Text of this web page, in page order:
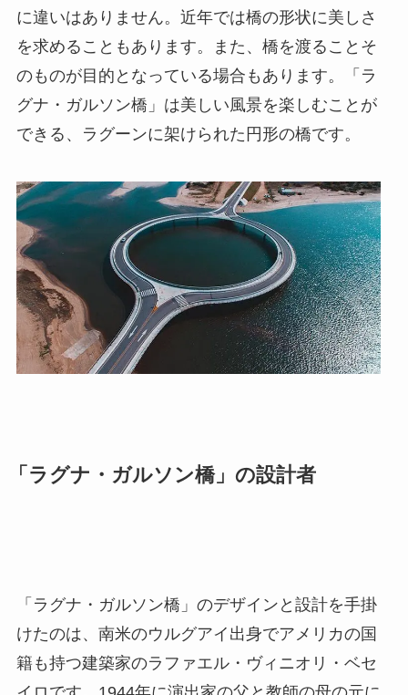
に違いはありません。近年では橋の形状に美しさ
を求めることもあります。また、橋を渡ることそ
のものが目的となっている場合もあります。「ラ
グナ・ガルソン橋」は美しい風景を楽しむことが
できる、ラグーンに架けられた円形の橋です。
「ラグナ・ガルソン橋」の設計者
「ラグナ・ガルソン橋」のデザインと設計を手掛
けたのは、南米のウルグアイ出身でアメリカの国
籍も持つ建築家のラファエル・ヴィニオリ・ベセ